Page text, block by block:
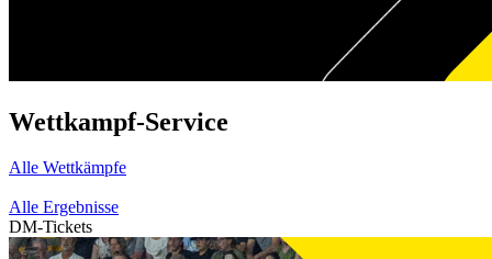
Wettkampf-Service
Alle Wettkämpfe
Alle Ergebnisse
DM-Tickets